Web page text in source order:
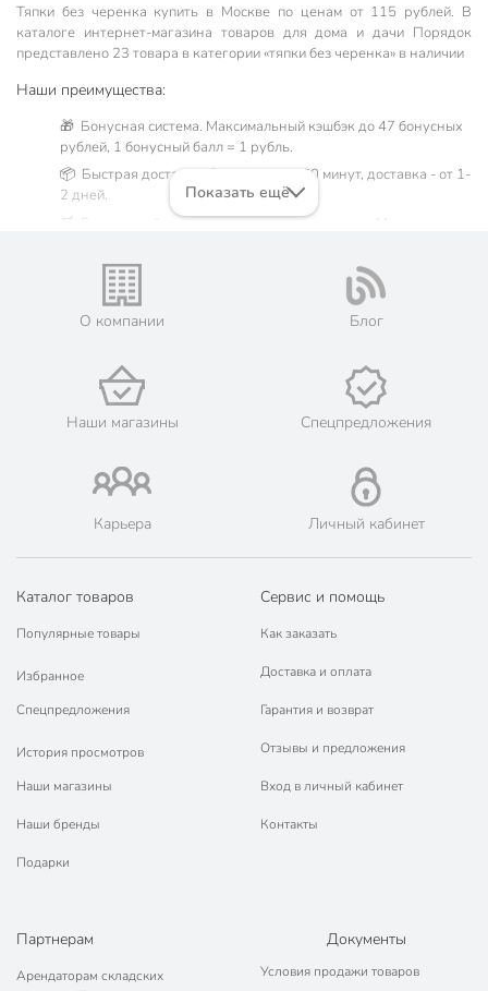
Тяпки без черенка купить в Москве по ценам от 115 рублей. В
каталоге интернет-магазина товаров для дома и дачи Порядок
представлено 23 товара в категории «тяпки без черенка» в наличии
Наши преимущества:
🎁 Бонусная система. Максимальный кэшбэк до 47 бонусных
рублей, 1 бонусный балл = 1 рубль.
📦 Быстрая доставка. Самовывоз от 60 минут, доставка - от 1-
2 дней.
🛒 Бесплатный самовывоз из магазинов города Москва.
его онлайн на официальном сайте сети магазинов Порядок.
💳 Оплата: онлайн на сайте интернет-гипермаркета или
наличными при получении.
📜 Только оригинальная продукция. Интернет-гипермаркет
Порядок - официальный представитель ведущих мировых
Показать ещё
О компании Блог
Наши магазины Спецпредложения
Карьера Личный кабинет
Каталог товаров
Популярные товары
Избранное
Спецпредложения
История просмотров
Наши магазины
Наши бренды
Подарки
Сервис и помощь
Как заказать
Доставка и оплата
Гарантия и возврат
Отзывы и предложения
Вход в личный кабинет
Контакты
Партнерам
Арендаторам складских
Документы
Условия продажи товаров